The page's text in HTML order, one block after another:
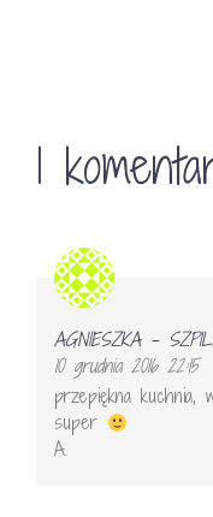
1
AGNIESZKA -
10 grudnia 2016 22:15
przepiękna kuchnia,
super
A.